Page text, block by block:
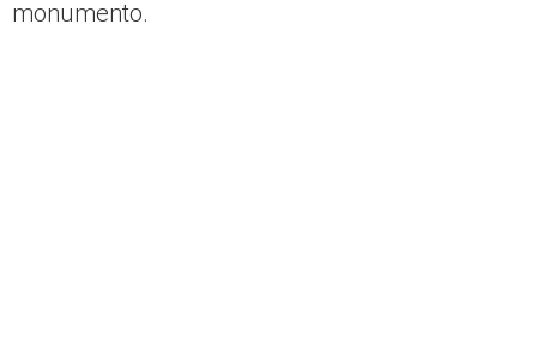
Cusco, visitaron la ciudad, la Montaña de Siete